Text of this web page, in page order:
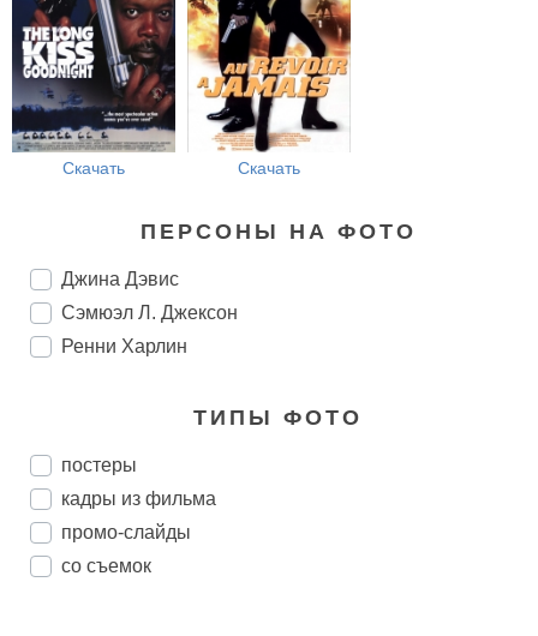
Скачать Скачать
ПЕРСОНЫ НА ФОТО
Джина Дэвис
Сэмюэл Л. Джексон
Ренни Харлин
ТИПЫ ФОТО
постеры
кадры из фильма
промо-слайды
со съемок